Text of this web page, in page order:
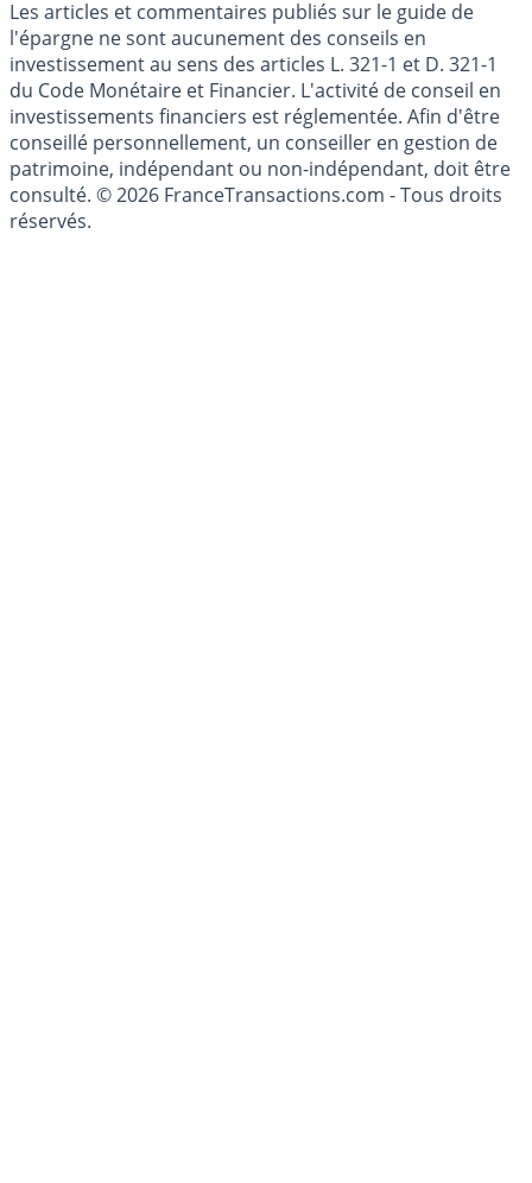
Les articles et commentaires publiés sur le guide de
l'épargne ne sont aucunement des conseils en
investissement au sens des articles L. 321-1 et D. 321-1
du Code Monétaire et Financier. L'activité de conseil en
investissements financiers est réglementée. Afin d'être
conseillé personnellement, un conseiller en gestion de
patrimoine, indépendant ou non-indépendant, doit être
consulté. © 2026 FranceTransactions.com - Tous droits
réservés.